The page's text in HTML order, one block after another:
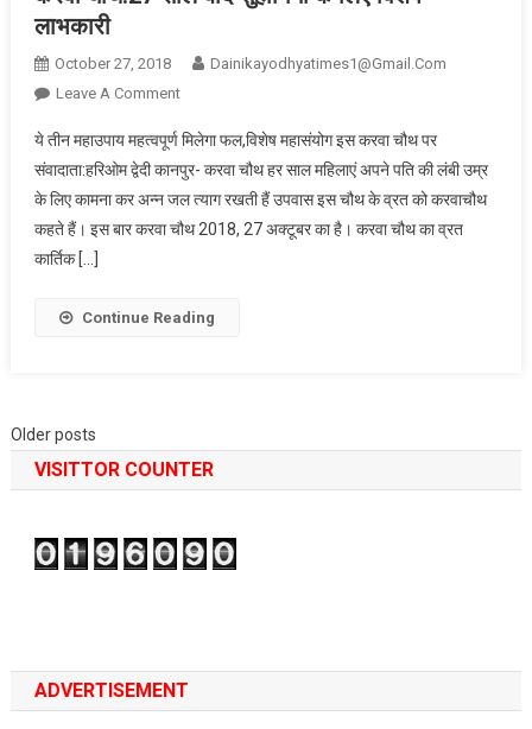
लाभकारी
October 27, 2018
Dainikayodhyatimes1@gmail.com
Leave A CommentOn
चौथ:27
साल
बाद
सुहागिनों
विशेष
ये तीन महाउपाय महत्वपूर्ण मिलेगा फल,विशेष महासंयोग इस करवा चौथ पर
संवादाता:हरिओम द्वेदी कानपुर- करवा चौथ हर साल महिलाएं अपने पति की लंबी उम्र
के लिए कामना कर अन्न जल त्याग रखती हैं उपवास इस चौथ के व्रत को करवाचौथ
कहते हैं। इस बार करवा चौथ 2018, 27 अक्टूबर का है। करवा चौथ का व्रत
कार्तिक […]
Continue Reading
Posts
navigation
Older posts
VISITTOR COUNTER
ADVERTISEMENT